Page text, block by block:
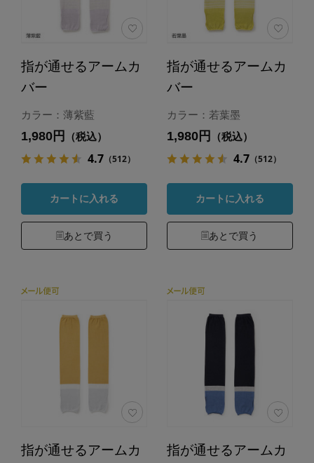
指が通せるアームカ
バー
カラー：薄紫藍
1,980円 （税込）
4.7（512）
カートに入れる
あとで買う
指が通せるアームカ
バー
カラー：若葉墨
1,980円 （税込）
4.7（512）
カートに入れる
あとで買う
指が通せるアームカ
指が通せるアームカ